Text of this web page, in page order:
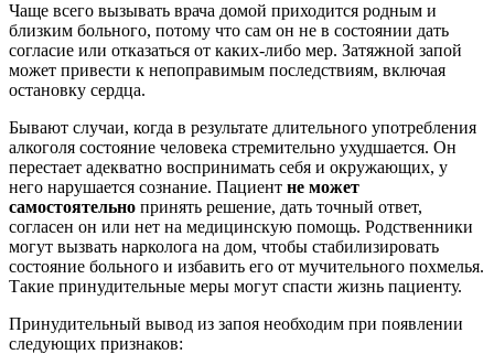
Чаще всего вызывать врача домой приходится родным и
близким больного, потому что сам он не в состоянии дать
согласие или отказаться от каких-либо мер. Затяжной запой
может привести к непоправимым последствиям, включая
остановку сердца.
Бывают случаи, когда в результате длительного употребления
алкоголя состояние человека стремительно ухудшается. Он
перестает адекватно воспринимать себя и окружающих, у
него нарушается сознание. Пациент не может
самостоятельно принять решение, дать точный ответ,
согласен он или нет на медицинскую помощь. Родственники
могут вызвать нарколога на дом, чтобы стабилизировать
состояние больного и избавить его от мучительного похмелья.
Такие принудительные меры могут спасти жизнь пациенту.
Принудительный вывод из запоя необходим при появлении
следующих признаков: